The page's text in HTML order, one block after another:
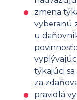
zmena
vyberanú
u
týkajúci
za
pravidlá